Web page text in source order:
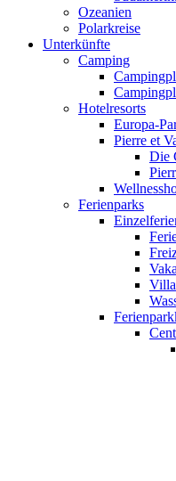
Ozeanien
Polarkreise
Unterkünfte
Camping
Hotelresorts
Europa-
Pierre et
Die
Ferienparks